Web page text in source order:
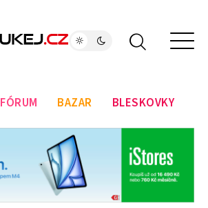
FÓRUM BAZAR BLESKOVKY